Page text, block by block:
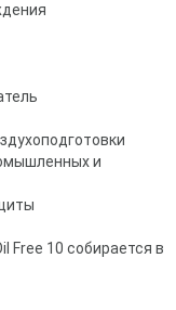
и
Free 10 собирается в